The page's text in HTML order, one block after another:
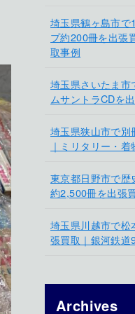
埼玉県鶴ヶ島市
プ約200冊を出張
取事例
埼玉県さいたま市
ムサントラCDを
埼玉県狭山市で別
｜ミリタリー・
東京都日野市で
約2,500冊を出張
埼玉県川越市で松
張買取｜銀河鉄
Archives